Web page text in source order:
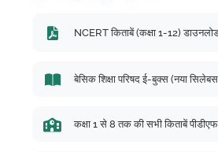
NCERT किताबें (कक्षा 1-12)
बेसिक शिक्षा परिषद ई-बुक्स (नया
कक्षा 1 से 8 तक की सभी किताबें